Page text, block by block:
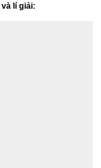
lí giải: